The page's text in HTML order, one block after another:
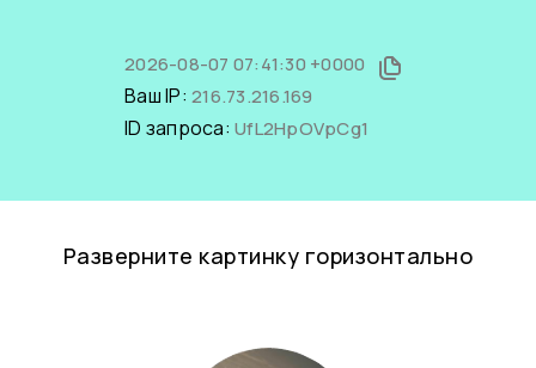
2026-08-07 07:41:30 +0000
Ваш IP: 216.73.216.169
ID запроса: UfL2HpOVpCg1
Разверните картинку горизонтально